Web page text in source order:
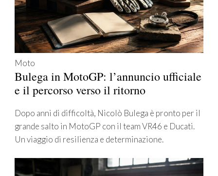
Moto
Bulega in MotoGP: l’annuncio ufficiale
e il percorso verso il ritorno
Dopo anni di difficoltà, Nicolò Bulega è pronto per il
grande salto in MotoGP con il team VR46 e Ducati.
Un viaggio di resilienza e determinazione.